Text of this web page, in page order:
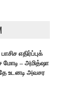
எதிர்ப்புக்
மோடி – அமித்ஷா
உடனடி அவசர